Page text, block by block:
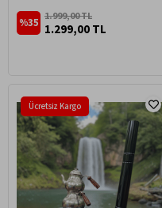
1.299,00 TL
1.999,00 TL
%35
Ücretsiz Kargo